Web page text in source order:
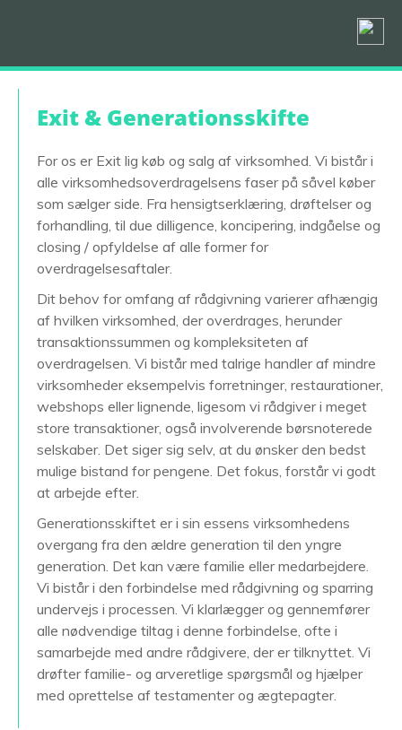
Exit & Generationsskifte
For os er Exit lig køb og salg af virksomhed. Vi bistår i
alle virksomhedsoverdragelsens faser på såvel køber
som sælger side. Fra hensigtserklæring, drøftelser og
forhandling, til due dilligence, koncipering, indgåelse og
closing / opfyldelse af alle former for
overdragelsesaftaler.
Dit behov for omfang af rådgivning varierer afhængig
af hvilken virksomhed, der overdrages, herunder
transaktionssummen og kompleksiteten af
overdragelsen. Vi bistår med talrige handler af mindre
virksomheder eksempelvis forretninger, restaurationer,
webshops eller lignende, ligesom vi rådgiver i meget
store transaktioner, også involverende børsnoterede
selskaber. Det siger sig selv, at du ønsker den bedst
mulige bistand for pengene. Det fokus, forstår vi godt
at arbejde efter.
Generationsskiftet er i sin essens virksomhedens
overgang fra den ældre generation til den yngre
generation. Det kan være familie eller medarbejdere.
Vi bistår i den forbindelse med rådgivning og sparring
undervejs i processen. Vi klarlægger og gennemfører
alle nødvendige tiltag i denne forbindelse, ofte i
samarbejde med andre rådgivere, der er tilknyttet. Vi
drøfter familie- og arveretlige spørgsmål og hjælper
med oprettelse af testamenter og ægtepagter.